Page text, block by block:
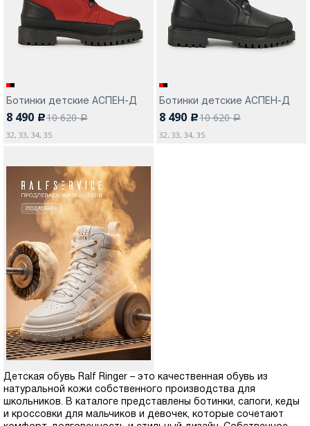
Ботинки детские АСПЕН-Д
8 490 c10 620a
32, 33, 34, 35
Ботинки детские АСПЕН-Д
8 490 c10 620a
32, 33, 34, 35
Детская обувь Ralf Ringer – это качественная обувь из
натуральной кожи собственного производства для
школьников. В каталоге представлены ботинки, сапоги, кеды
и кроссовки для мальчиков и девочек, которые сочетают